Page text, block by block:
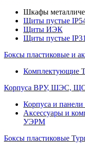
Шкафы
Щиты пустые
Щиты ИЭК
Щиты пустые
Боксы пластиковые и
Комплектующие
Корпуса ВРУ, ШЭС,
Корпуса и
Аксессуары и
УЭРМ
Боксы пластиковые